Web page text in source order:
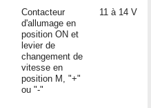
Contacteur
d'allumage en
position ON et
levier de
changement de
vitesse en
position M, "+"
ou "-"
11 à 14 V